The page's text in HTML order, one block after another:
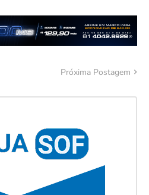
Próxima Postagem